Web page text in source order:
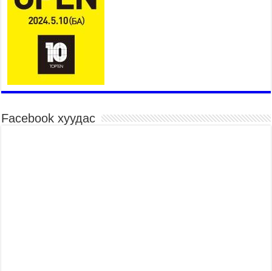
гардууллаа
2026 оны 7 сар 15 / 11 цаг 41 минут
Нийслэлийн Эрүүл мэндийн газраас 45 баг
иргэдэд тусламж, үйлчилгээ үзүүлж байна
2026 оны 7 сар 15 / 11 цаг 30 минут
үргэлжилж байна
Төв цэнгэлдэх орчмын цэвэрлэгээ, үйлчилгээнд
Facebook хуудас